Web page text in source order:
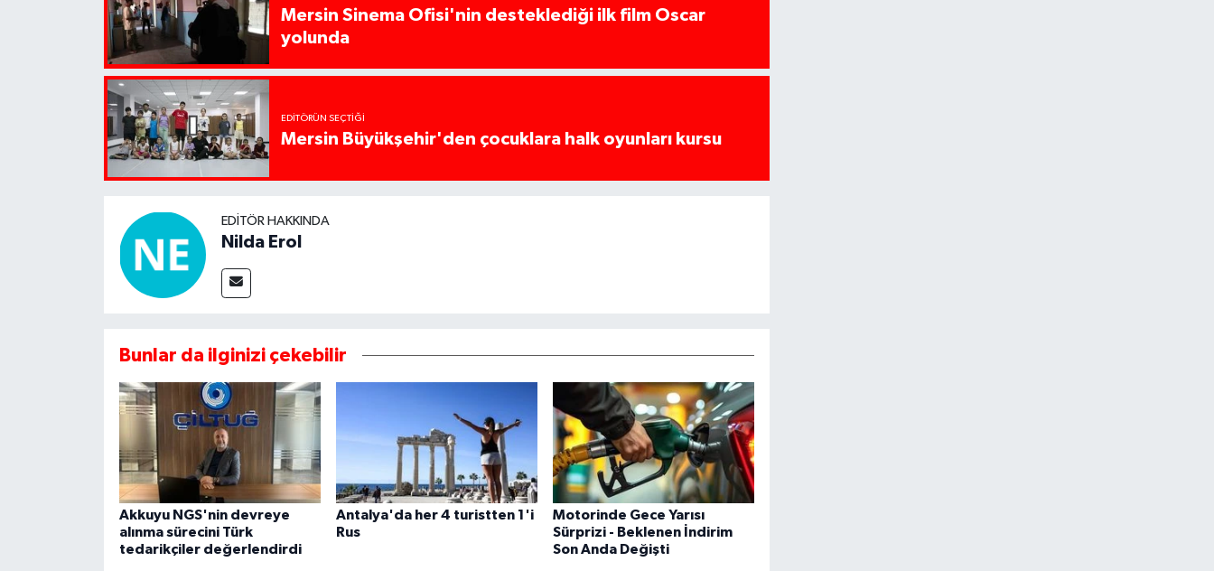
Mersin Sinema Ofisi'nin desteklediği ilk film Oscar
yolunda
EDITÖRÜN SEÇTIĞI
Mersin Büyükşehir'den çocuklara halk oyunları kursu
EDITÖR HAKKINDA
Nilda Erol
Bunlar da ilginizi çekebilir
Akkuyu NGS'nin devreye
alınma sürecini Türk
tedarikçiler değerlendirdi
Antalya'da her 4 turistten 1'i
Rus
Motorinde Gece Yarısı
Sürprizi - Beklenen İndirim
Son Anda Değişti